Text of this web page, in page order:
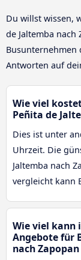
Du willst wissen,
de Jaltemba nach
Busunternehmen
Antworten auf
Wie viel
Peñita de
Dies ist unter
Uhrzeit. Die
Jaltemba nach
vergleicht kann
Wie viel kann
Angebote für
nach